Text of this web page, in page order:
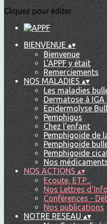
Cliquez pour éditer
BIENVENUE▴▾
Bienvenue
L'APPF y était
Remerciements
NOS MALADIES▴▾
Les maladies
Dermatose à IGA
Epidermolyse
Pemphigus
Chez l'enfant
Pemphigoïde de
Pemphigoïde
Pemphigoïde
Nos
NOS ACTIONS▴▾
Ecoute, ETP...
Nos Lettres
Conférences -
Nos publications
NOTRE RESEAU▴▾